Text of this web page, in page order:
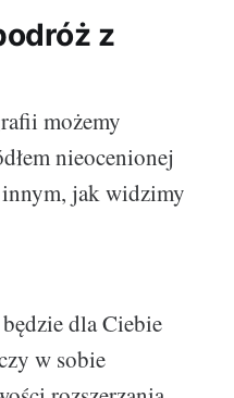
z
możemy
nieocenionej
jak widzimy
dla Ciebie
w sobie